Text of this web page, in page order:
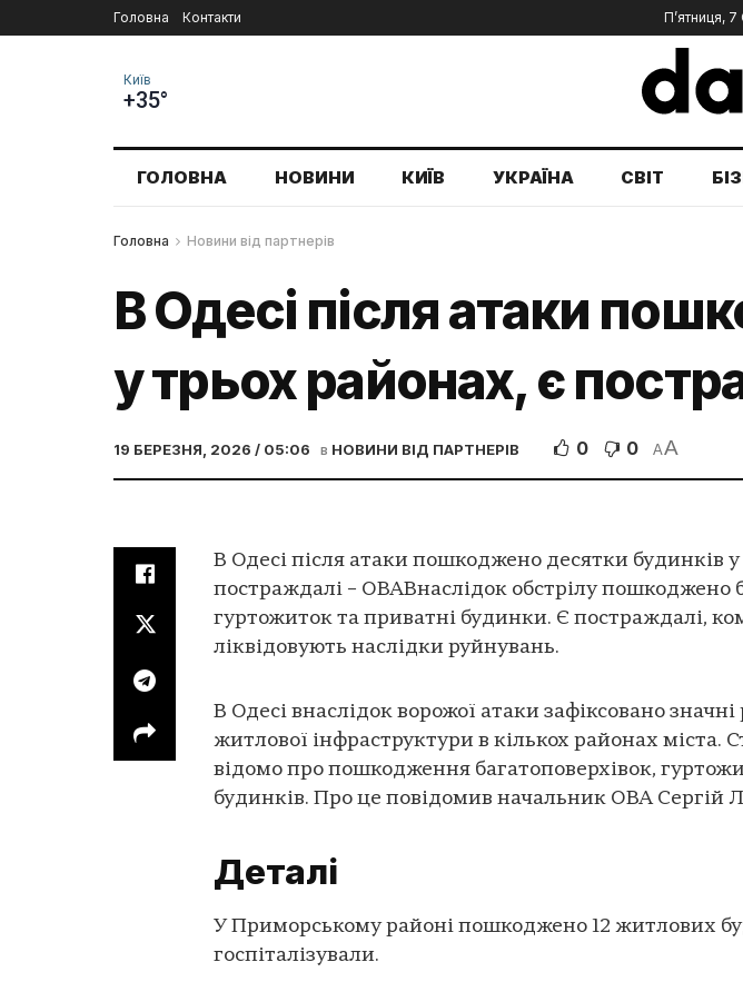
Головна Контакти П’ятниця,
Київ
+35°
ГОЛОВНА НОВИНИ КИЇВ УКРАЇНА СВІТ
Головна Новини від партнерів
В Одесі після атаки
у трьох районах, є
19 БЕРЕЗНЯ, 2026 / 05:06 в НОВИНИ ВІД ПАРТНЕРІВ 0 0 AA
В Одесі після атаки пошкоджено десятки будинків
постраждалі – ОВАВнаслідок обстрілу пошкоджено
гуртожиток та приватні будинки. Є постраждалі,
ліквідовують наслідки руйнувань.
В Одесі внаслідок ворожої атаки зафіксовано
житлової інфраструктури в кількох районах міста.
відомо про пошкодження багатоповерхівок,
будинків. Про це повідомив начальник ОВА Сергій
Деталі
У Приморському районі пошкоджено 12 житлових
госпіталізували.